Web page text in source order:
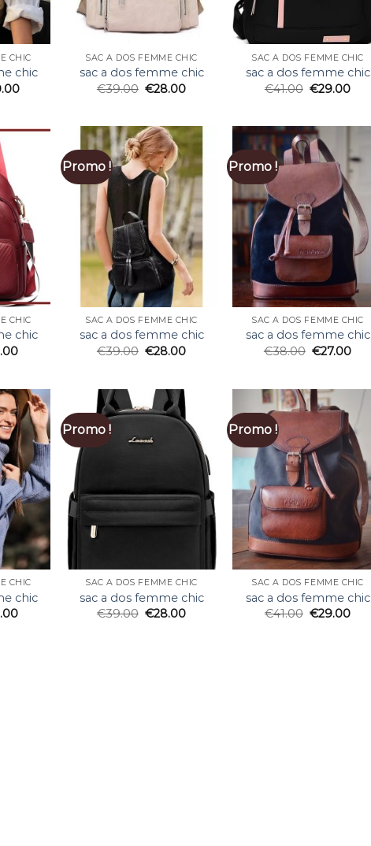
CHIC
chic
SAC A DOS FEMME CHIC
sac a dos femme chic
€39.00 €28.00
SAC A DOS FEMME CHIC
sac a dos femme chic
€41.00 €29.00
CHIC
chic
Promo !
SAC A DOS FEMME CHIC
sac a dos femme chic
€39.00 €28.00
Promo !
SAC A DOS FEMME CHIC
sac a dos femme chic
€38.00 €27.00
CHIC
chic
Promo !
SAC A DOS FEMME CHIC
sac a dos femme chic
€39.00 €28.00
Promo !
SAC A DOS FEMME CHIC
sac a dos femme chic
€41.00 €29.00